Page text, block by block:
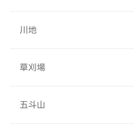
川地
草刈場
五斗山